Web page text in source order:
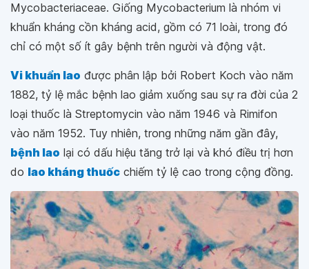
Mycobacteriaceae. Giống Mycobacterium là nhóm vi
khuẩn kháng cồn kháng acid, gồm có 71 loài, trong đó
chỉ có một số ít gây bệnh trên người và động vật.
Vi khuẩn lao được phân lập bởi Robert Koch vào năm
1882, tỷ lệ mắc bệnh lao giảm xuống sau sự ra đời của 2
loại thuốc là Streptomycin vào năm 1946 và Rimifon
vào năm 1952. Tuy nhiên, trong những năm gần đây,
bệnh lao lại có dấu hiệu tăng trở lại và khó điều trị hơn
do lao kháng thuốc chiếm tỷ lệ cao trong cộng đồng.